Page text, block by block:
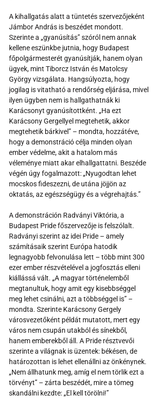
A kihallgatás alatt a tüntetés szervezőjeként
Jámbor András is beszédet mondott.
Szerinte a „gyanúsítás” szóról nem annak
kellene eszünkbe jutnia, hogy Budapest
főpolgármesterét gyanúsítják, hanem olyan
ügyek, mint Tiborcz István és Matolcsy
György vizsgálata. Hangsúlyozta, hogy
jogilag is vitatható a rendőrség eljárása, mivel
ilyen ügyben nem is hallgathatnák ki
Karácsonyt gyanúsítottként. „Ha ezt
Karácsony Gergellyel megtehetik, akkor
megtehetik bárkivel” – mondta, hozzátéve,
hogy a demonstráció célja minden olyan
ember védelme, akit a hatalom más
véleménye miatt akar elhallgattatni. Beszéde
végén úgy fogalmazott: „Nyugodtan lehet
mocskos fideszezni, de utána jöjjön az
oktatás, az egészségügy és a végrehajtás.”
A demonstráción Radványi Viktória, a
Budapest Pride főszervezője is felszólalt.
Radványi szerint az idei Pride – amely
számításaik szerint Európa hatodik
legnagyobb felvonulása lett – több mint 300
ezer ember részvételével a jogfosztás elleni
kiállássá vált. „A magyar történelemből
megtanultuk, hogy amit egy kisebbséggel
meg lehet csinálni, azt a többséggel is” –
mondta. Szerinte Karácsony Gergely
városvezetőként példát mutatott, mert egy
város nem csupán utakból és sínekből,
hanem emberekből áll. A Pride résztvevői
szerinte a világnak is üzentek: békésen, de
határozottan is lehet ellenállni az önkénynek.
„Nem állhatunk meg, amíg el nem törlik ezt a
törvényt” – zárta beszédét, mire a tömeg
skandálni kezdte: „El kell törölni!”